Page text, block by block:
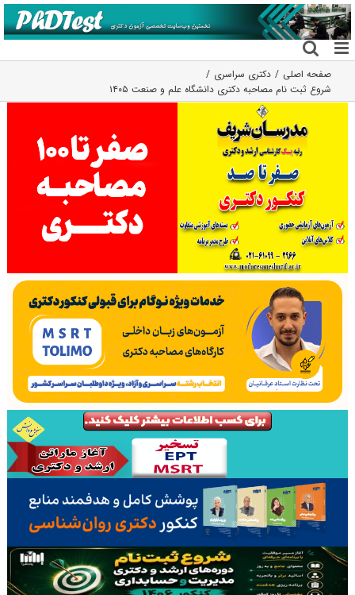
رفتن
به
محتوا
صفحه اصلی
دکتری سراسری
شروع ثبت نام مصاحبه دکتری دانشگاه علم و صنعت ۱۴۰۵